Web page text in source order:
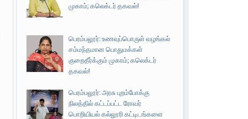
முகாம்; கலெக்டர் தகவல்!
பெரம்பலூர்: உணவுப்பொருள் வழங்கல்
சம்மந்தமான பொதுமக்கள்
குறைதீர்க்கும் முகாம்; கலெக்டர்
தகவல்!
பெரம்பலூர்: அரசு புறம்போக்கு
நிலத்தில் கட்டப்பட்ட ரோவர்
பொறியியல் கல்லூரி கட்டிடங்களை